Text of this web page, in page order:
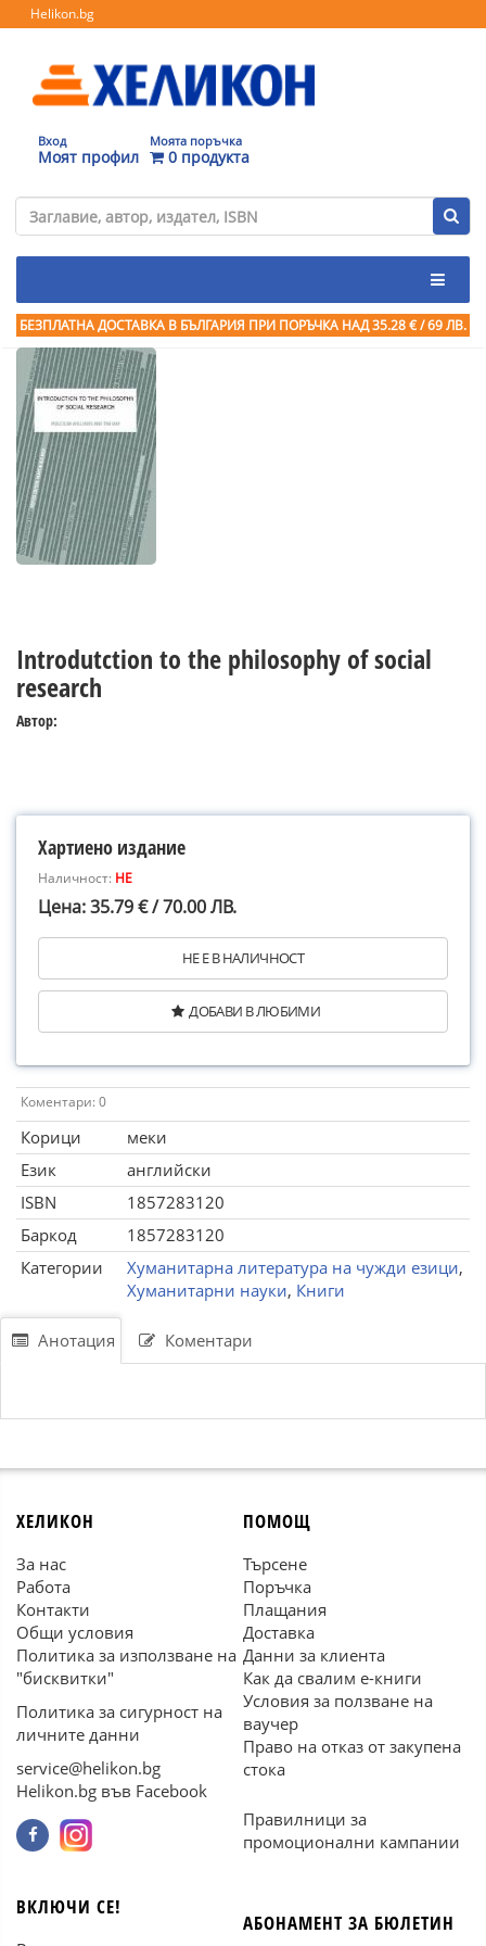
Helikon.bg
Вход
Моят профил
Моята поръчка
0 продукта
БЕЗПЛАТНА ДОСТАВКА В БЪЛГАРИЯ ПРИ ПОРЪЧКА НАД 35.28 € / 69 ЛВ.
Introdutction to the philosophy of social
research
Автор:
Хартиено издание
Наличност: НЕ
Цена: 35.79 € / 70.00 ЛВ.
НЕ Е В НАЛИЧНОСТ
ДОБАВИ В ЛЮБИМИ
Коментари: 0
Корици
меки
Език
английски
ISBN
1857283120
Баркод
1857283120
Категории
Хуманитарна литература на чужди езици,
Хуманитарни науки, Книги
Анотация Коментари
ХЕЛИКОН
За нас
Работа
Контакти
Общи условия
Политика за използване на
"бисквитки"
Политика за сигурност на
личните данни
service@helikon.bg
Helikon.bg във Facebook
ПОМОЩ
Търсене
Поръчка
Плащания
Доставка
Данни за клиента
Как да свалим е-книги
Условия за ползване на
ваучер
Право на отказ от закупена
стока
Правилници за
промоционални кампании
ВКЛЮЧИ СЕ!
АБОНАМЕНТ ЗА БЮЛЕТИН